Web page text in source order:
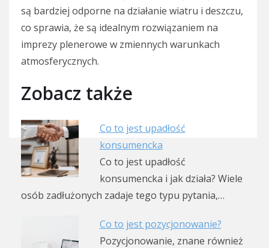
są bardziej odporne na działanie wiatru i deszczu,
co sprawia, że są idealnym rozwiązaniem na
imprezy plenerowe w zmiennych warunkach
atmosferycznych.
Zobacz także
Co to jest upadłość
konsumencka
Co to jest upadłość
konsumencka i jak działa? Wiele
osób zadłużonych zadaje tego typu pytania,…
Co to jest pozycjonowanie?
Pozycjonowanie, znane również